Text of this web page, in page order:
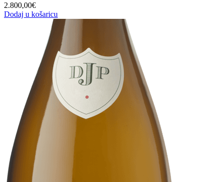
2.800,00€
Dodaj u košaricu